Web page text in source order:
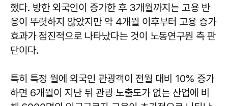
했다. 방한 외국인이 증가한 후 3개월까지는 고용 반
응이 뚜렷하지 않았지만 약 4개월 이후부터 고용 증가
효과가 점진적으로 나타났다는 것이 노동연구원 측 판
단이다.
특히 특정 월에 외국인 관광객이 전월 대비 10% 증가
하면 6개월이 지난 뒤 관광 노출도가 없는 산업에 비